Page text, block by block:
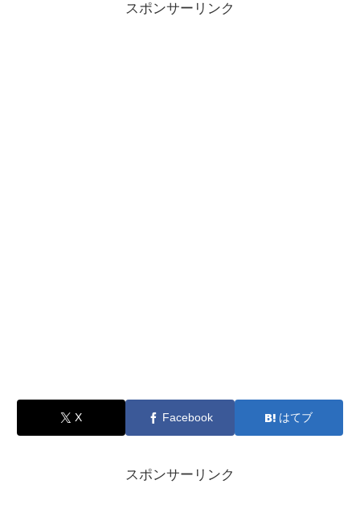
スポンサーリンク
X Facebook はてブ
スポンサーリンク